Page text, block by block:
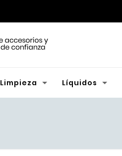
Limpieza Líquidos